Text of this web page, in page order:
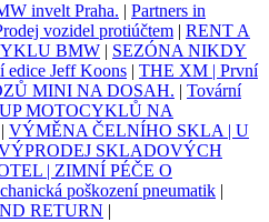
invelt Praha. | Partners in
vozidel protiúčtem | RENT A
BMW | SEZÓNA NIKDY
edice Jeff Koons | THE XM | První
MINI NA DOSAH. | Tovární
MOTOCYKLŮ NA
| VÝMĚNA ČELNÍHO SKLA | U
SKLADOVÝCH
| ZIMNÍ PÉČE O
poškození pneumatik |
RETURN |